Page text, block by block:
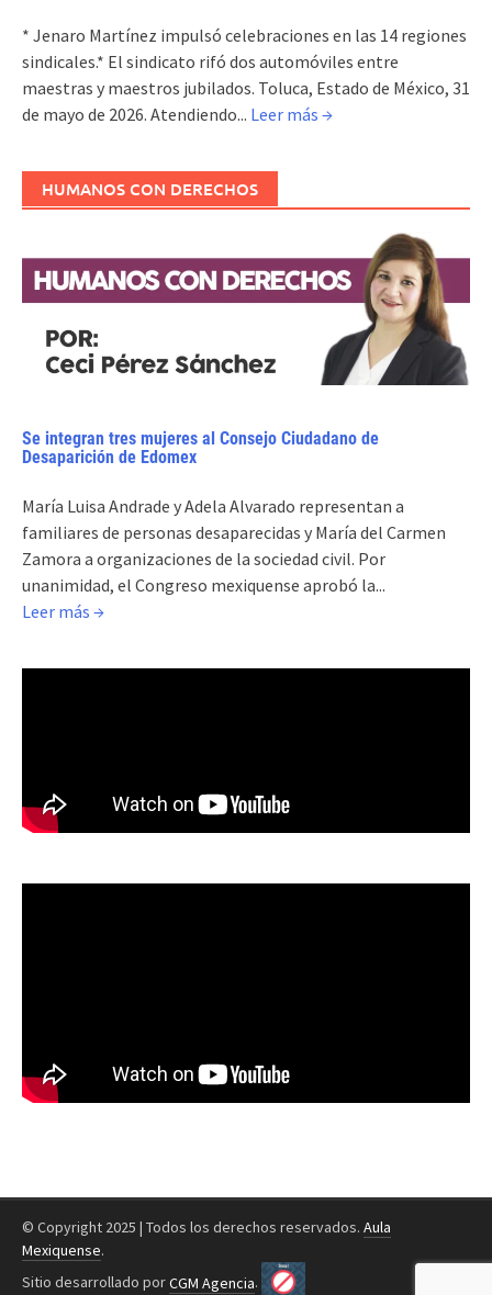
* Jenaro Martínez impulsó celebraciones en las 14 regiones
sindicales.* El sindicato rifó dos automóviles entre
maestras y maestros jubilados. Toluca, Estado de México, 31
de mayo de 2026. Atendiendo... Leer más →
HUMANOS CON DERECHOS
Se integran tres mujeres al Consejo Ciudadano de
Desaparición de Edomex
María Luisa Andrade y Adela Alvarado representan a
familiares de personas desaparecidas y María del Carmen
Zamora a organizaciones de la sociedad civil. Por
unanimidad, el Congreso mexiquense aprobó la...
Leer más →
© Copyright 2025 | Todos los derechos reservados. Aula
Mexiquense.
Sitio desarrollado porCGM Agencia.